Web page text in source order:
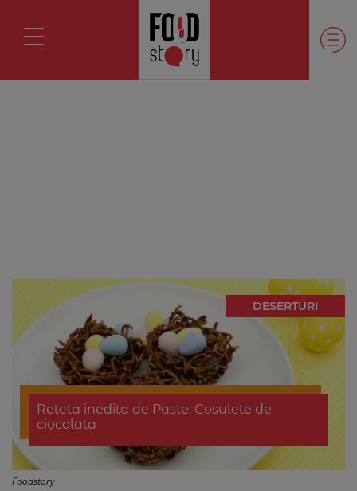
DESERTURI
Reteta inedita de Paste: Cosulete de
ciocolata
Foodstory